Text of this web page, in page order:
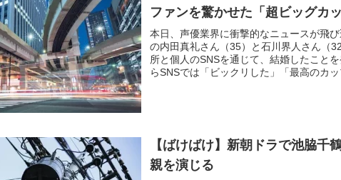
ファンを驚かせた「超ビッグカ
本日、声優業界に衝撃的なニュースが飛
の内田真礼さん（35）と石川界人さん（
所と個人のSNSを通じて、結婚したこと
らSNSでは「ビックリした」「最高のカッ
【ばけばけ】新朝ドラで池脇千
親を演じる